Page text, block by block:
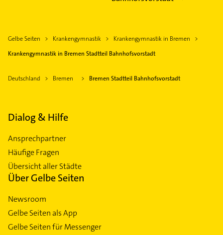
Gelbe Seiten Krankengymnastik
Krankengymnastik in Bremen
Krankengymnastik in Bremen Stadtteil Bahnhofsvorstadt
Deutschland Bremen Bremen Stadtteil Bahnhofsvorstadt
Dialog & Hilfe
Ansprechpartner
Häufige Fragen
Übersicht aller Städte
Über Gelbe Seiten
Newsroom
Gelbe Seiten als App
Gelbe Seiten für Messenger